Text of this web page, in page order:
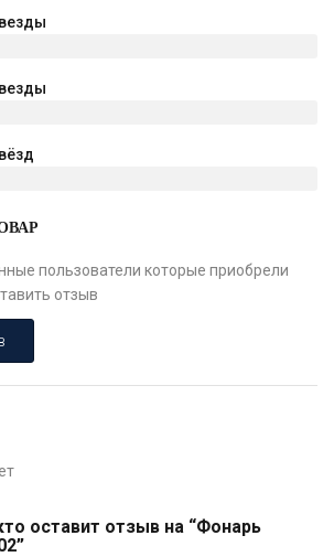
пользователи которые приобрели
отзыв
оставит отзыв на “Фонарь